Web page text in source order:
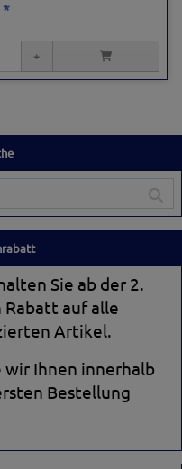
*
Sie ab der 2.
Rabatt auf alle
Artikel.
Ihnen innerhalb
Bestellung